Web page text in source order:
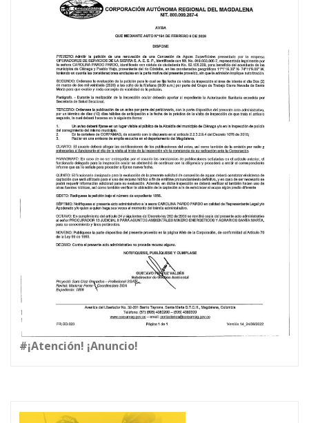
#¡Atención! ¡Anuncio!